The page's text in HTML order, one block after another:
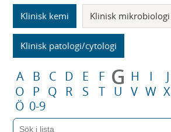
Klinisk kemi Klinisk mikrobiologi
Klinisk patologi/cytologi
A B C D E F G H I J
O
P Q R S T U V W X
Ö 0-9